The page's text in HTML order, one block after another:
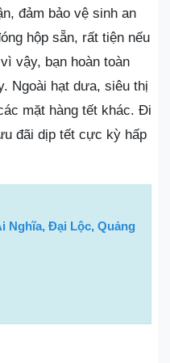
đảm bảo vệ sinh an
hộp sẵn, rất tiện nếu
vậy, bạn hoàn toàn
Ngoài hạt dưa, siêu thị
mặt hàng tết khác. Đi
đãi dịp tết cực kỳ hấp
Nghĩa, Đại Lộc, Quảng